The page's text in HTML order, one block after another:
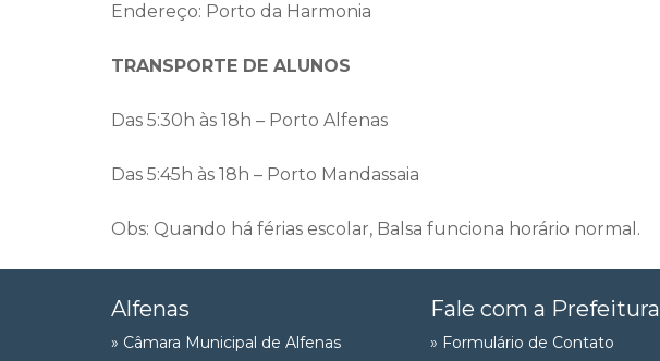
Endereço: Porto da Harmonia
TRANSPORTE DE ALUNOS
Das 5:30h às 18h – Porto Alfenas
Das 5:45h às 18h – Porto Mandassaia
Obs: Quando há férias escolar, Balsa funciona horário normal.
Alfenas
» Câmara Municipal de Alfenas
Fale com a Prefeitura
» Formulário de Contato